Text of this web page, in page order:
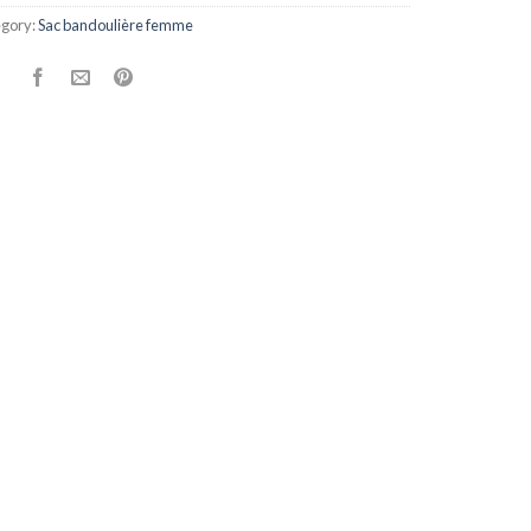
Sac bandoulière femme